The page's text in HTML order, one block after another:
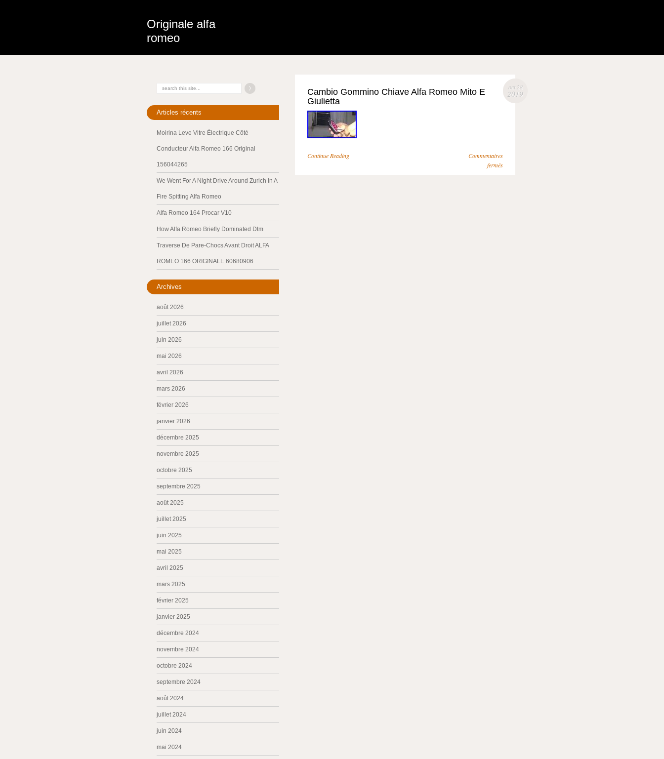
Originale alfa
romeo
oct 28
2019
Cambio Gommino Chiave Alfa Romeo Mito E
Giulietta
Continue Reading
Commentaires
fermés
Articles récents
Moirina Leve Vitre Électrique Côté
Conducteur Alfa Romeo 166 Original
156044265
We Went For A Night Drive Around Zurich In A
Fire Spitting Alfa Romeo
Alfa Romeo 164 Procar V10
How Alfa Romeo Briefly Dominated Dtm
Traverse De Pare-Chocs Avant Droit ALFA
ROMEO 166 ORIGINALE 60680906
Archives
août 2026
juillet 2026
juin 2026
mai 2026
avril 2026
mars 2026
février 2026
janvier 2026
décembre 2025
novembre 2025
octobre 2025
septembre 2025
août 2025
juillet 2025
juin 2025
mai 2025
avril 2025
mars 2025
février 2025
janvier 2025
décembre 2024
novembre 2024
octobre 2024
septembre 2024
août 2024
juillet 2024
juin 2024
mai 2024